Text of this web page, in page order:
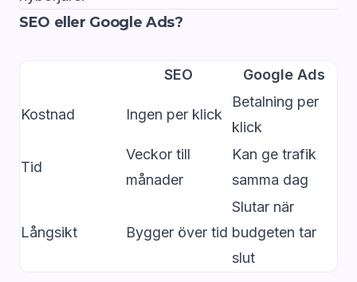
SEO eller Google Ads?
SEO Google Ads
Kostnad Ingen per klick
Betalning per
klick
Tid
Veckor till
månader
Kan ge trafik
samma dag
Långsikt Bygger över tid
Slutar när
budgeten tar
slut